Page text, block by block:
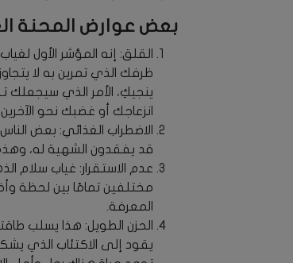
بعض عوارض المحنة
القلق: إنه المؤشر الأول
ظرفك الذي تمرين به لا
ينجيكِ، الأمر الذي سيجعلك
انزعاجك أو غضبك نحو الآخرين.
الاضطراب الغذائي: بعض
قد يفقدون الشهية له،
عدم الاستقرار: غياب سلام
مختلفين تمامًا بين لحظة
المعرفة.
الحزن الطويل: هذا يسلب
يقود إلى الاكتئاب الذي